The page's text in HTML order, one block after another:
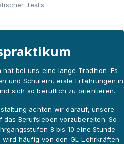
Tests.
bei uns eine lange Tradition. Es
und Schülern, erste Erfahrungen in
sich so beruflich zu orientieren.
achten wir darauf, unsere
Berufsleben vorzubereiten. So
8 bis 10 eine Stunde
häufig von den GL-Lehrkräften